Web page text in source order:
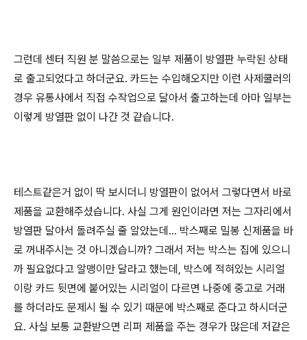
그런데 센터 직원 분 말씀으로는 일부 제품이 방열판 누락된 상태
로 출고되었다고 하더군요. 카드는 수입해오지만 이런 사제쿨러의
경우 유통사에서 직접 수작업으로 달아서 출고하는데 아마 일부는
이렇게 방열판 없이 나간 것 같습니다.
테스트같은거 없이 딱 보시더니 방열판이 없어서 그렇다면서 바로
제품을 교환해주셨습니다. 사실 그게 원인이라면 저는 그자리에서
방열판 달아서 돌려주실 줄 알았는데... 박스째로 밀봉 신제품을 바
로 꺼내주시는 것 아니겠습니까? 그래서 저는 박스는 집에 있으니
까 필요없다고 알맹이만 달라고 했는데, 박스에 적혀있는 시리얼
이랑 카드 뒷면에 붙어있는 시리얼이 다르면 나중에 중고로 거래
를 하더라도 문제시 될 수 있기 때문에 박스째로 준다고 하시더군
요. 사실 보통 교환받으면 리퍼 제품을 주는 경우가 많은데 저같은